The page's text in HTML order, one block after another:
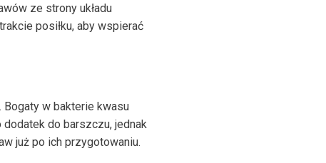
ze strony układu
posiłku, aby wspierać
w bakterie kwasu
do barszczu, jednak
już po ich przygotowaniu.